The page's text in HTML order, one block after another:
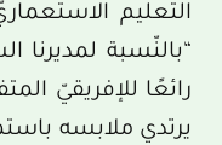
التّعليم
“بالنّسبة لمديرنا
رائعًا للإفريقيّ
يرتدي ملابسه